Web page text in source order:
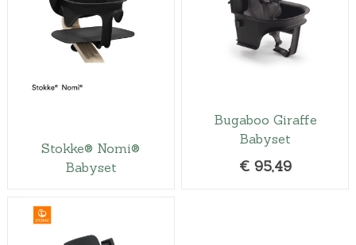
Stokke® Nomi®
Babyset
Bugaboo Giraffe
Babyset
€ 95,49